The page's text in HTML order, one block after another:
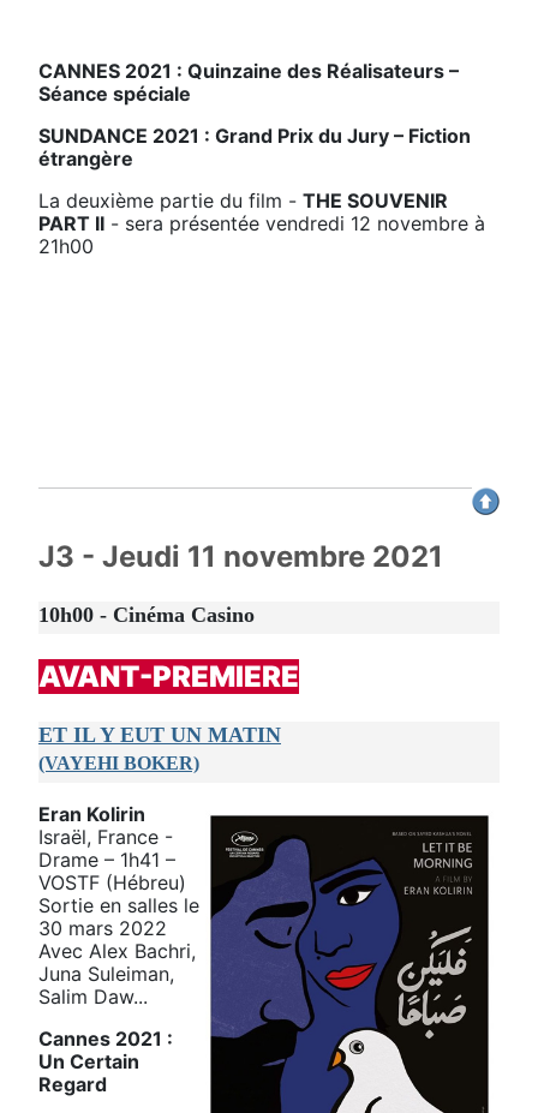
CANNES 2021 : Quinzaine des Réalisateurs –
Séance spéciale
SUNDANCE 2021 : Grand Prix du Jury – Fiction
étrangère
La deuxième partie du film - THE SOUVENIR
PART II - sera présentée vendredi 12 novembre à
21h00
J3 - Jeudi 11 novembre 2021
10h00 - Cinéma Casino
AVANT-PREMIERE
ET IL Y EUT UN MATIN
(VAYEHI BOKER)
Eran Kolirin
Israël, France -
Drame – 1h41 –
VOSTF (Hébreu)
Sortie en salles le
30 mars 2022
Avec Alex Bachri,
Juna Suleiman,
Salim Daw...
Cannes 2021 :
Un Certain
Regard